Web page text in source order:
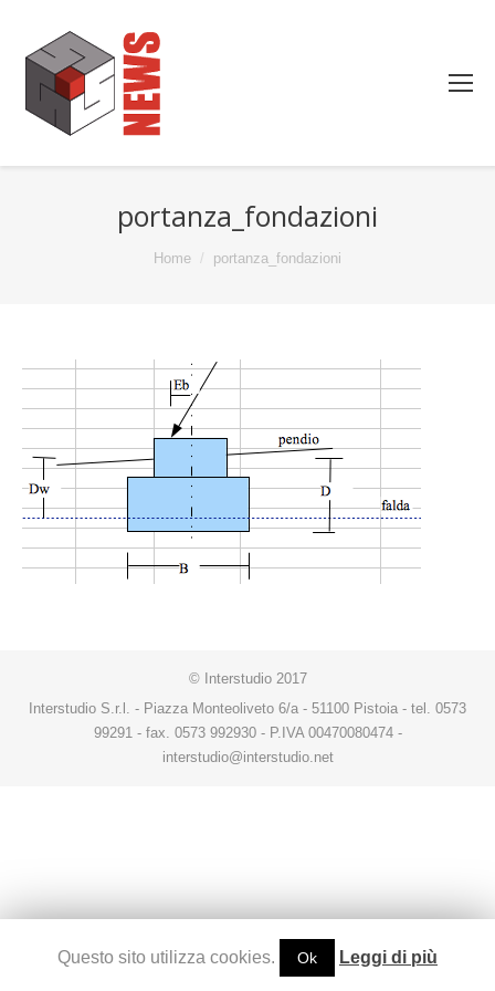
portanza_fondazioni
Home portanza_fondazioni
© Interstudio 2017
Interstudio S.r.l. - Piazza Monteoliveto 6/a - 51100 Pistoia - tel. 0573
99291 - fax. 0573 992930 - P.IVA 00470080474 -
interstudio@interstudio.net
Questo sito utilizza cookies. Ok Leggi di più